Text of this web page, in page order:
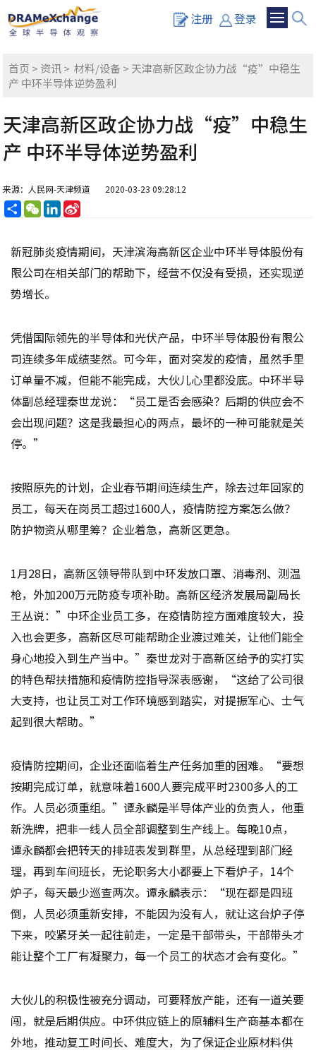
注册 登录
首页 > 资讯>材料/设备 > 天津高新区政企协力战“疫”中稳生
产 中环半导体逆势盈利
天津高新区政企协力战“疫”中稳生
产 中环半导体逆势盈利
来源：人民网-天津频道 2020-03-23 09:28:12
分
享
WeChatLinkedIn
新冠肺炎疫情期间，天津滨海高新区企业中环半导体股份有
限公司在相关部门的帮助下，经营不仅没有受损，还实现逆
势增长。
凭借国际领先的半导体和光伏产品，中环半导体股份有限公
司连续多年成绩斐然。可今年，面对突发的疫情，虽然手里
订单量不减，但能不能完成，大伙儿心里都没底。中环半导
体副总经理秦世龙说：“员工是否会感染？后期的供应会不
会出现问题？这是我最担心的两点，最坏的一种可能就是关
停。”
按照原先的计划，企业春节期间连续生产，除去过年回家的
员工，每天在岗员工超过1600人，疫情防控方案怎么做？
防护物资从哪里筹？企业着急，高新区更急。
1月28日，高新区领导带队到中环发放口罩、消毒剂、测温
枪，外加200万元防疫专项补助。高新区经济发展局副局长
王丛说：”中环企业员工多，在疫情防控方面难度较大，投
入也会更多，高新区尽可能帮助企业渡过难关，让他们能全
身心地投入到生产当中。”秦世龙对于高新区给予的实打实
的特色帮扶措施和疫情防控指导深表感谢，“这给了公司很
大支持，也让员工对工作环境感到踏实，对提振军心、士气
起到很大帮助。”
疫情防控期间，企业还面临着生产任务加重的困难。“要想
按期完成订单，就意味着1600人要完成平时2300多人的工
作。人员必须重组。”谭永麟是半导体产业的负责人，他重
新洗牌，把非一线人员全部调整到生产线上。每晚10点，
谭永麟都会把转天的排班表发到群里，从总经理到部门经
理，再到车间班长，无论职务大小都要上下看炉子，14个
炉子，每天最少巡查两次。谭永麟表示：“现在都是四班
倒，人员必须重新安排，不能因为没有人，就让这台炉子停
下来，咬紧牙关一起往前走，一定是干部带头，干部带头才
能让整个工厂有凝聚力，每一个员工的状态才会有变化。”
大伙儿的积极性被充分调动，可要释放产能，还有一道关要
闯，就是后期供应。中环供应链上的原辅料生产商基本都在
外地，推动复工时间长、难度大，为了保证企业原材料供